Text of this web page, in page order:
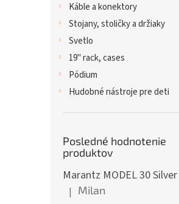
Káble a konektory
Stojany, stoličky a držiaky
Svetlo
19" rack, cases
Pódium
Hudobné nástroje pre deti
Posledné hodnotenie
produktov
Marantz MODEL 30
Hodnotenie produktu je 5 z
| Milan